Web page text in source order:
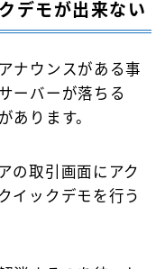
デモが出来ない
ナウンスがある事
ーバーが落ちる
あります。
の取引画面にアク
イックデモを行う